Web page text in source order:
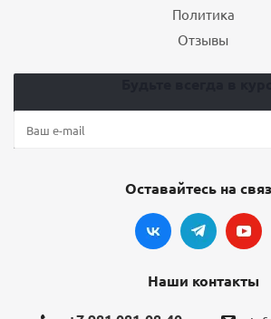
Политика
Отзывы
Оставайтесь на
Наши контакты